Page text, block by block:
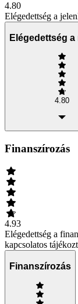
4.80
Elégedettség a
Elégedettség a
4.80
Finanszírozás
4.93
Elégedettség a
kapcsolatos
Finanszírozás